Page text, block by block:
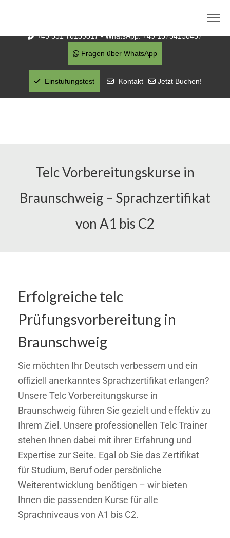
+49 531 70139817 - WhatsApp: +49 15754150437
Fragen über WhatsApp
Einstufungstest Kontakt Jetzt Buchen!
Telc Vorbereitungskurse in
Braunschweig – Sprachzertifikat
von A1 bis C2
Erfolgreiche telc
Prüfungsvorbereitung in
Braunschweig
Sie möchten Ihr Deutsch verbessern und ein
offiziell anerkanntes Sprachzertifikat erlangen?
Unsere Telc Vorbereitungskurse in
Braunschweig führen Sie gezielt und effektiv zu
Ihrem Ziel. Unsere professionellen Telc Trainer
stehen Ihnen dabei mit ihrer Erfahrung und
Expertise zur Seite. Egal ob Sie das Zertifikat
für Studium, Beruf oder persönliche
Weiterentwicklung benötigen – wir bieten
Ihnen die passenden Kurse für alle
Sprachniveaus von A1 bis C2.